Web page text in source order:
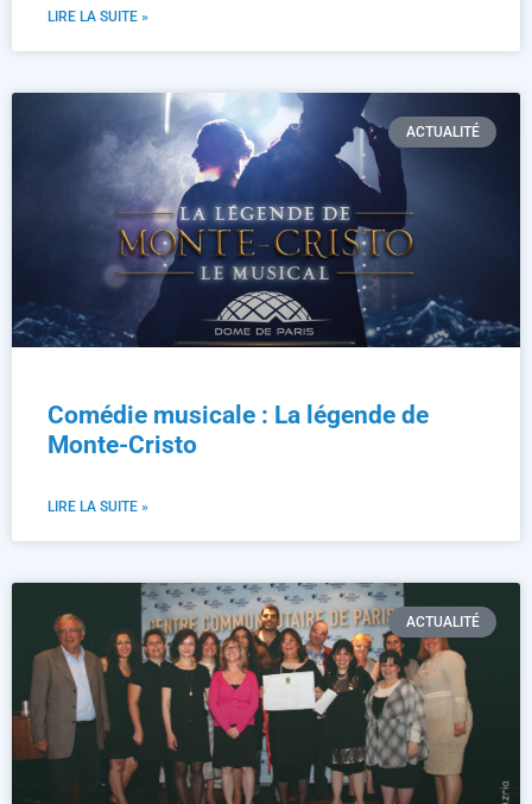
LIRE LA SUITE »
ACTUALITÉ
Comédie musicale : La légende de
Monte-Cristo
LIRE LA SUITE »
ACTUALITÉ